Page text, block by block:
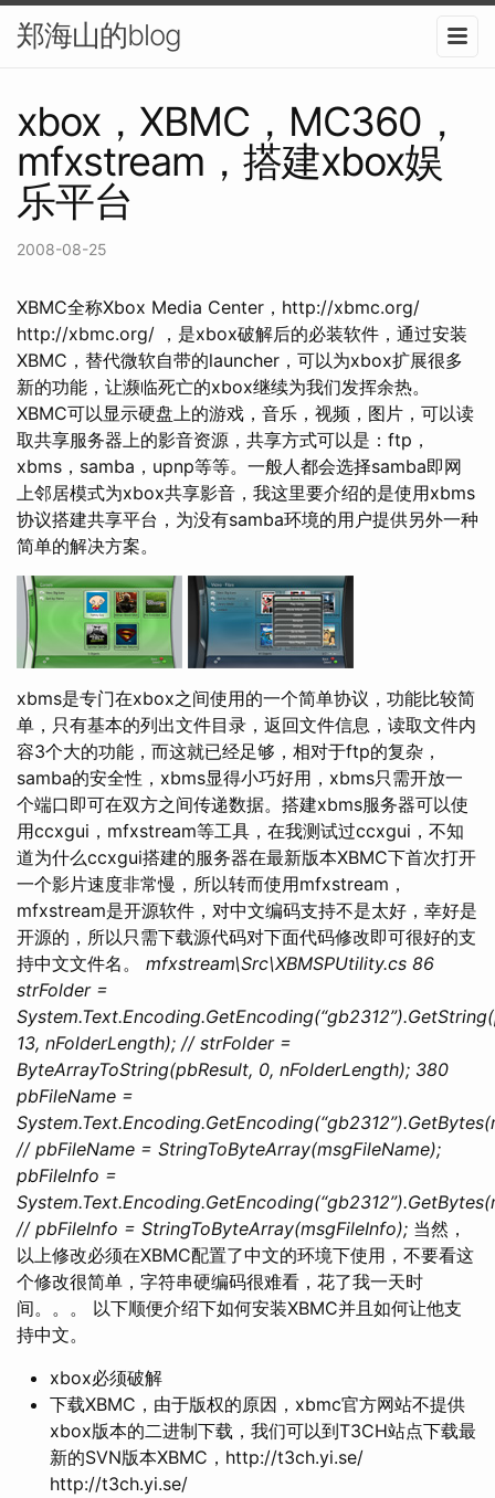
郑海山的blog
xbox，XBMC，MC360，
mfxstream，搭建xbox娱
乐平台
2008-08-25
XBMC全称Xbox Media Center，http://xbmc.org/
http://xbmc.org/ ，是xbox破解后的必装软件，通过安装
XBMC，替代微软自带的launcher，可以为xbox扩展很多
新的功能，让濒临死亡的xbox继续为我们发挥余热。
XBMC可以显示硬盘上的游戏，音乐，视频，图片，可以读
取共享服务器上的影音资源，共享方式可以是：ftp，
xbms，samba，upnp等等。一般人都会选择samba即网
上邻居模式为xbox共享影音，我这里要介绍的是使用xbms
协议搭建共享平台，为没有samba环境的用户提供另外一种
简单的解决方案。
xbms是专门在xbox之间使用的一个简单协议，功能比较简
单，只有基本的列出文件目录，返回文件信息，读取文件内
容3个大的功能，而这就已经足够，相对于ftp的复杂，
samba的安全性，xbms显得小巧好用，xbms只需开放一
个端口即可在双方之间传递数据。搭建xbms服务器可以使
用ccxgui，mfxstream等工具，在我测试过ccxgui，不知
道为什么ccxgui搭建的服务器在最新版本XBMC下首次打开
一个影片速度非常慢，所以转而使用mfxstream，
mfxstream是开源软件，对中文编码支持不是太好，幸好是
开源的，所以只需下载源代码对下面代码修改即可很好的支
持中文文件名。 mfxstream\Src\XBMSPUtility.cs 86
strFolder =
13, nFolderLength); // strFolder =
ByteArrayToString(pbResult, 0, nFolderLength); 380
pbFileName =
// pbFileName = StringToByteArray(msgFileName);
pbFileInfo =
// pbFileInfo = StringToByteArray(msgFileInfo); 当然，
以上修改必须在XBMC配置了中文的环境下使用，不要看这
个修改很简单，字符串硬编码很难看，花了我一天时
间。。。 以下顺便介绍下如何安装XBMC并且如何让他支
持中文。
xbox必须破解
下载XBMC，由于版权的原因，xbmc官方网站不提供
xbox版本的二进制下载，我们可以到T3CH站点下载最
新的SVN版本XBMC，http://t3ch.yi.se/
http://t3ch.yi.se/